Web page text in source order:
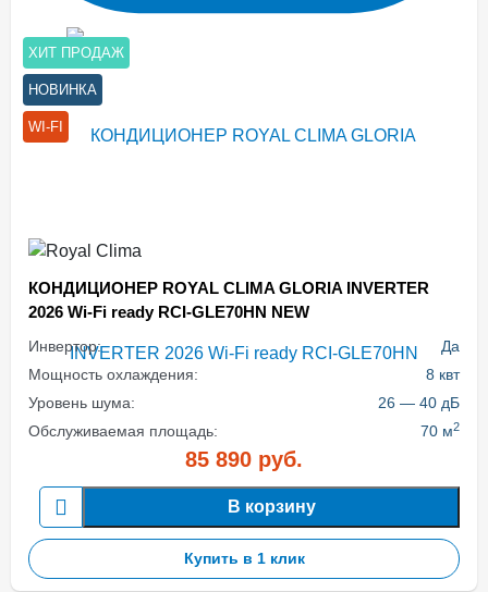
ХИТ ПРОДАЖ
НОВИНКА
WI-FI
КОНДИЦИОНЕР ROYAL CLIMA GLORIA INVERTER
2026 Wi-Fi ready RCI-GLE70HN NEW
Инвертор:
Да
Мощность охлаждения:
8 квт
Уровень шума:
26 — 40 дБ
Обслуживаемая площадь:
70 м2
85 890 руб.
В корзину
Купить в 1 клик